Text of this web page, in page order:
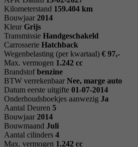
Kilometerstand 159.404 km
Bouwjaar 2014
Kleur Grijs
Transmissie Handgeschakeld
Carrosserie Hatchback
Wegenbelasting (per kwartaal) € 97,-
Max. vermogen 1.242 cc
Brandstof benzine
BTW verrekenbaar Nee, marge auto
Datum eerste uitgifte 01-07-2014
Onderhoudsboekjes aanwezig Ja
Aantal Deuren 5
Bouwjaar 2014
Bouwmaand Juli
Aantal cilinders 4
Max. vermogen 1.242 cc